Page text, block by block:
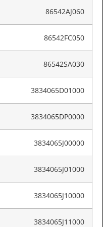
86542AJ060
86542FC050
86542SA030
3834065D01000
3834065DP0000
3834065J00000
3834065J01000
3834065J10000
3834065J11000